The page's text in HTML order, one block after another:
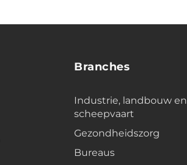
Branches
Industrie, landbouw en
scheepvaart
Gezondheidszorg
Bureaus